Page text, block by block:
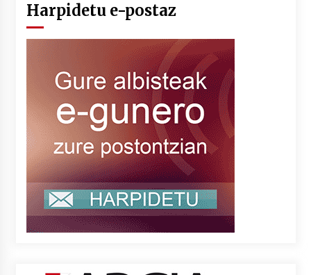
Harpidetu e-postaz